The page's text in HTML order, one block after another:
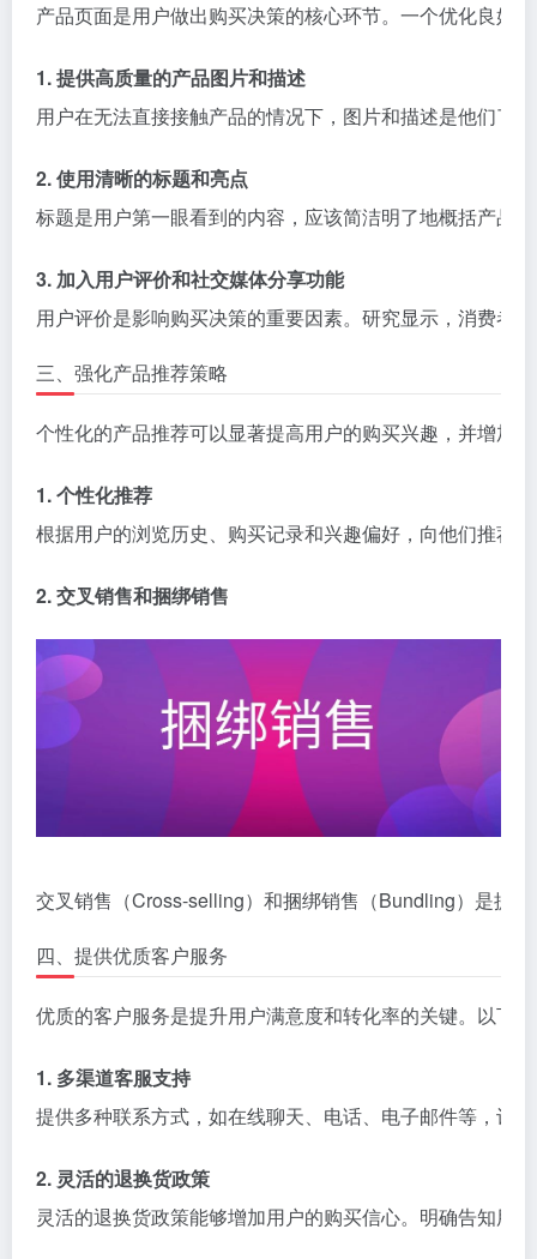
产品页面是用户做出购买决策的核心环节。一个优化良好
1. 提供高质量的产品图片和描述
用户在无法直接接触产品的情况下，图片和描述是他们了
2. 使用清晰的标题和亮点
标题是用户第一眼看到的内容，应该简洁明了地概括产品
3. 加入用户评价和社交媒体分享功能
用户评价是影响购买决策的重要因素。研究显示，消费者
三、强化产品推荐策略
个性化的产品推荐可以显著提高用户的购买兴趣，并增加
1. 个性化推荐
根据用户的浏览历史、购买记录和兴趣偏好，向他们推荐
2. 交叉销售和捆绑销售
交叉销售（Cross-selling）和捆绑销售（Bundling）是提
四、提供优质客户服务
优质的客户服务是提升用户满意度和转化率的关键。以下
1. 多渠道客服支持
提供多种联系方式，如在线聊天、电话、电子邮件等，让
2. 灵活的退换货政策
灵活的退换货政策能够增加用户的购买信心。明确告知用